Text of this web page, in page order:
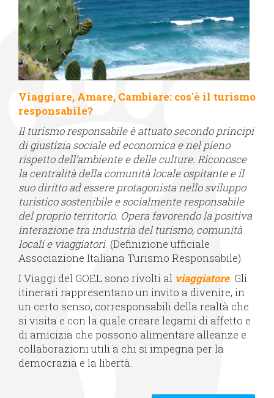
Viaggiare, Amare, Cambiare: cos'è il turismo
responsabile?
Il turismo responsabile è attuato secondo principi
di giustizia sociale ed economica e nel pieno
rispetto dell’ambiente e delle culture. Riconosce
la centralità della comunità locale ospitante e il
suo diritto ad essere protagonista nello sviluppo
turistico sostenibile e socialmente responsabile
del proprio territorio. Opera favorendo la positiva
interazione tra industria del turismo, comunità
locali e viaggiatori. (Definizione ufficiale
Associazione Italiana Turismo Responsabile).
I Viaggi del GOEL sono rivolti al viaggiatore. Gli
itinerari rappresentano un invito a divenire, in
un certo senso, corresponsabili della realtà che
si visita e con la quale creare legami di affetto e
di amicizia che possono alimentare alleanze e
collaborazioni utili a chi si impegna per la
democrazia e la libertà.